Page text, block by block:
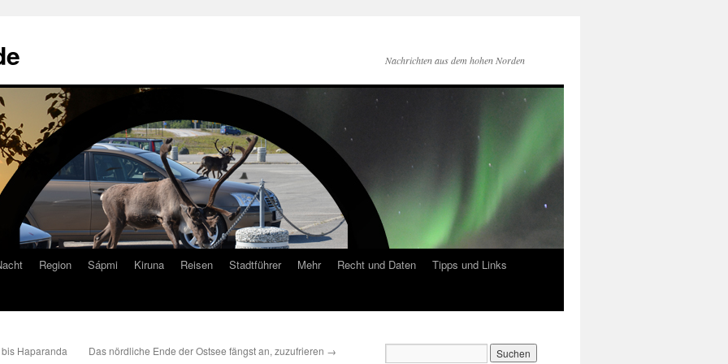
Nachrichten aus dem hohen Norden
Region Sápmi Kiruna Reisen Stadtführer Mehr Recht und Daten
Tipps und Links
Haparanda
Das nördliche Ende der Ostsee fängst an, zuzufrieren →